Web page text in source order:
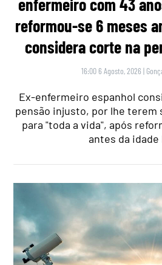
enfermeiro com 43
reformou-se 6 meses
considera corte na
16:00 6 Agosto, 2026 |
Ex-enfermeiro espanhol
pensão injusto, por lhe terem
para "toda a vida", após
antes da idade